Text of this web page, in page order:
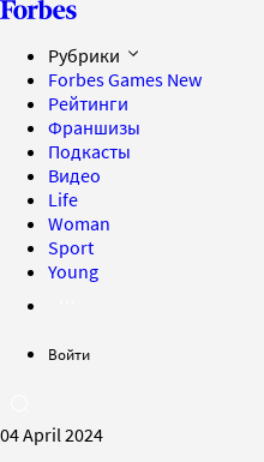
Рубрики
Forbes Games New
Рейтинги
Франшизы
Подкасты
Видео
Life
Woman
Sport
Young
Войти
04 April 2024